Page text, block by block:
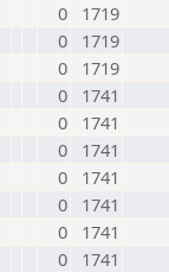
0
1719
0
1719
0
1719
0
1741
0
1741
0
1741
0
1741
0
1741
0
1741
0
1741